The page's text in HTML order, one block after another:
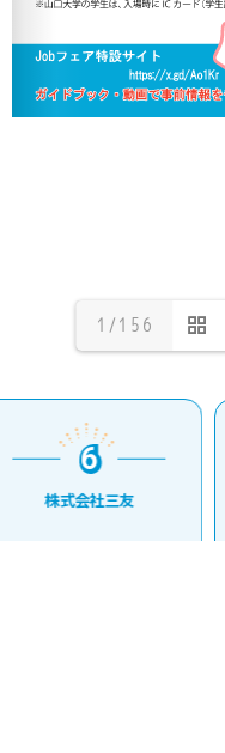
1/156
6
6
株式会社三友